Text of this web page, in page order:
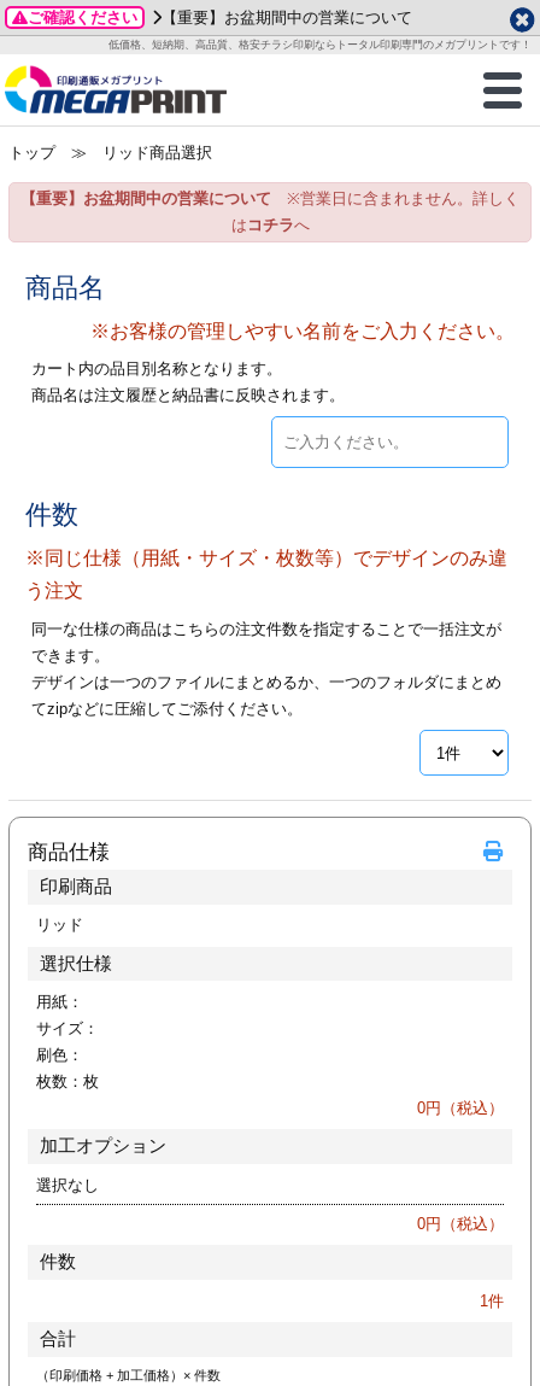
ご確認ください 【重要】お盆期間中の営業について
低価格、短納期、高品質、格安チラシ印刷ならトータル印刷専門のメガプリントです！
商品一覧
グッズ
ステッカー
ックカード印刷
業ツール印刷
ィ・販促グッズ
イズ
ご利用ガイド
お客様へ
いて
方法
/送料について
刷
カード印刷
ックカード名刺
ムカード
印刷
ー印刷
ード印刷
刷
印刷
フォルダー
ファイル印刷
印刷
加工
データ作成ガイド
成前に
ガイド
加工指示ガイド
テンプレート
ード印刷
名刺印刷
ックカード
ード印刷
刷
印刷
形マル型
印刷
名刺印刷
印刷
ムカード印刷
ード印刷
ファイル印刷
一覧
わせ
り
プル請求
2026年 8月
月
火 水 木 金
土
3
4 5 6 7
8
15
24
25
2026年 9月
月
火 水 木 金
土
12
21
22
28
29 30
・・休業日
トップ≫ リッド商品選択
【重要】お盆期間中の営業について ※営業日に含まれません。詳しく
は コチラへ
商品名
※お客様の管理しやすい名前をご入力ください。
カート内の品目別名称となります。
商品名は注文履歴と納品書に反映されます。
件数
※同じ仕様（用紙・サイズ・枚数等）でデザインのみ違
う注文
同一な仕様の商品はこちらの注文件数を指定することで一括注文が
できます。
デザインは一つのファイルにまとめるか、一つのフォルダにまとめ
てzipなどに圧縮してご添付ください。
商品仕様
印刷商品
リッド
選択仕様
用紙：
サイズ：
刷色：
枚数： 枚
0円（税込）
加工オプション
選択なし
0円（税込）
件数
1件
合計
（印刷価格 + 加工価格）× 件数